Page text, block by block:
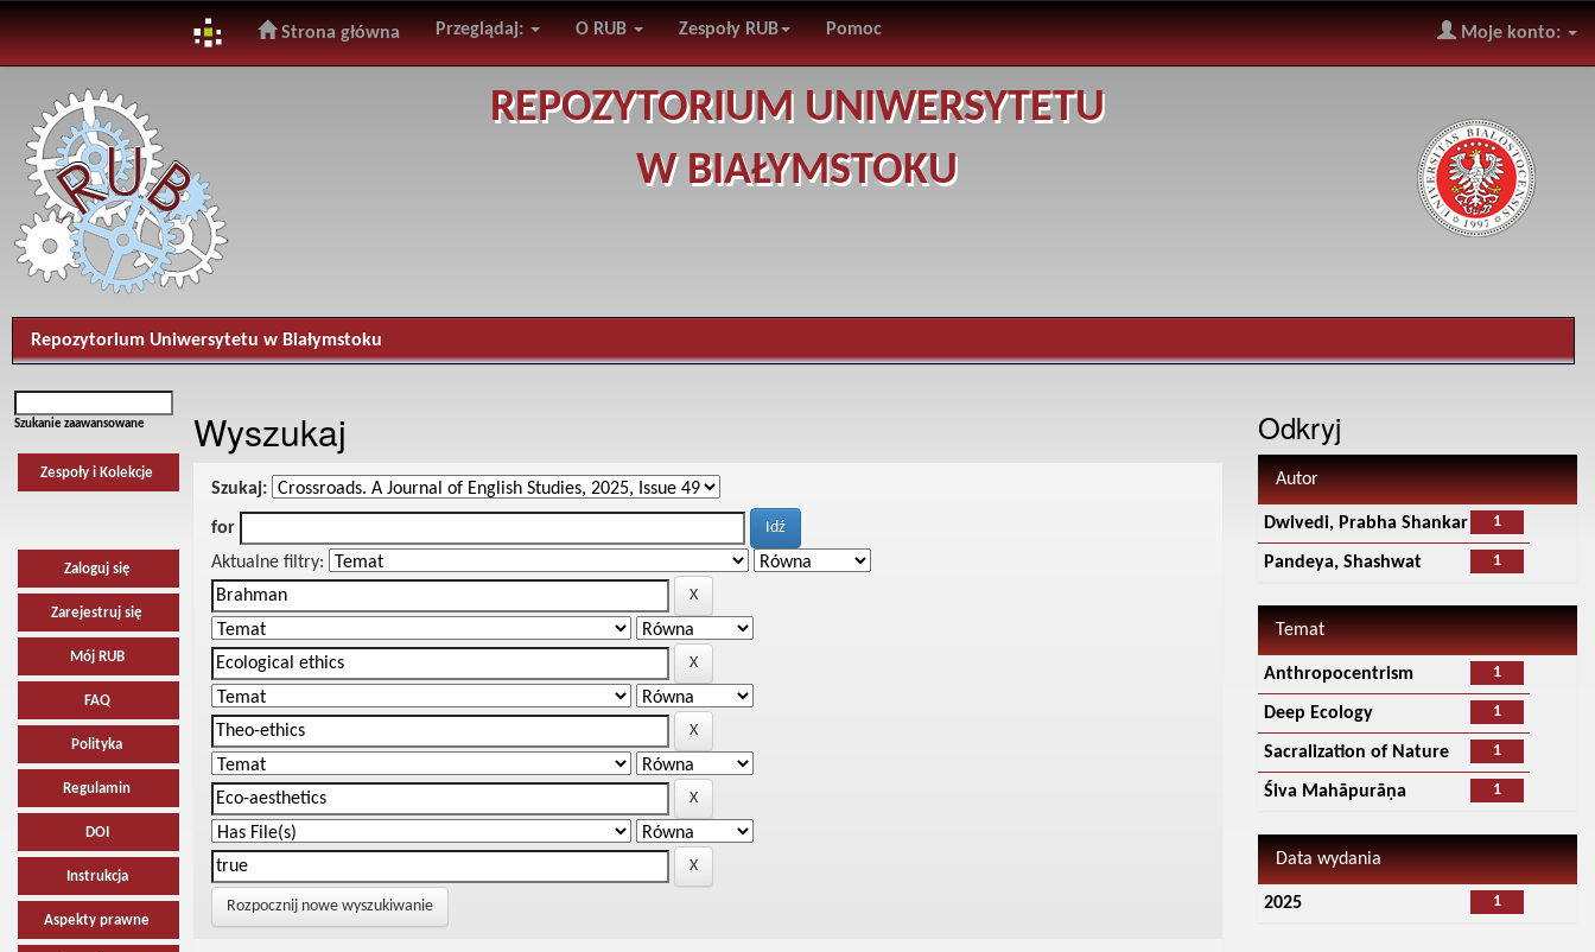
navigation
Strona główna Przeglądaj: O RUB Zespoły RUB Pomoc Moje konto:
REPOZYTORIUM UNIWERSYTETU
W BIAŁYMSTOKU
Repozytorium Uniwersytetu w Białymstoku
Szukanie zaawansowane
Zespoły i Kolekcje
Zaloguj się
Zarejestruj się
Mój RUB
FAQ
Polityka
Regulamin
DOI
Instrukcja
Aspekty prawne
Wyszukaj
Szukaj:
for
Aktualne filtry:
Rozpocznij nowe wyszukiwanie
Odkryj
Autor
1
Dwivedi, Prabha Shankar
1
Pandeya, Shashwat
Temat
1
Anthropocentrism
1
Deep Ecology
1
Sacralization of Nature
1
Śiva Mahāpurāṇa
Data wydania
1
2025